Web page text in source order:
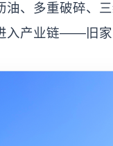
、多重破碎、
入产业链——旧